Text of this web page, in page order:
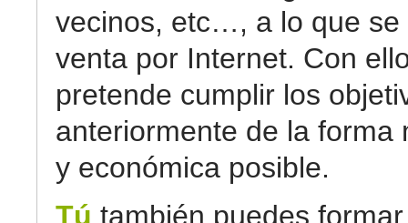
vecinos, etc…, a lo que se
venta por Internet. Con
pretende cumplir los
anteriormente de la forma
y económica posible.
Tú también puedes